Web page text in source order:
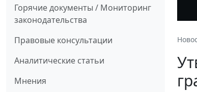
Горячие документы / Мониторинг
законодательства
Правовые консультации
Аналитические статьи
Мнения